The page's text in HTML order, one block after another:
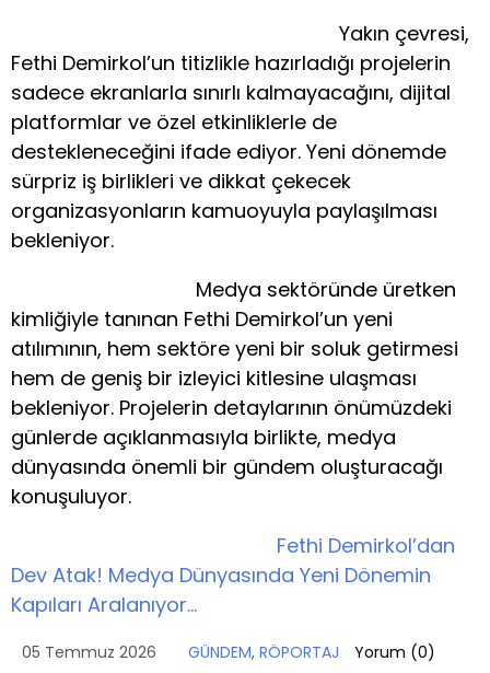
Yakın çevresi,
Fethi Demirkol’un titizlikle hazırladığı projelerin
sadece ekranlarla sınırlı kalmayacağını, dijital
platformlar ve özel etkinliklerle de
destekleneceğini ifade ediyor. Yeni dönemde
sürpriz iş birlikleri ve dikkat çekecek
organizasyonların kamuoyuyla paylaşılması
bekleniyor.
Medya sektöründe üretken
kimliğiyle tanınan Fethi Demirkol’un yeni
atılımının, hem sektöre yeni bir soluk getirmesi
hem de geniş bir izleyici kitlesine ulaşması
bekleniyor. Projelerin detaylarının önümüzdeki
günlerde açıklanmasıyla birlikte, medya
dünyasında önemli bir gündem oluşturacağı
konuşuluyor.
Fethi Demirkol’dan
Dev Atak! Medya Dünyasında Yeni Dönemin
Kapıları Aralanıyor…
05 Temmuz 2026 GÜNDEM, RÖPORTAJ Yorum (0)